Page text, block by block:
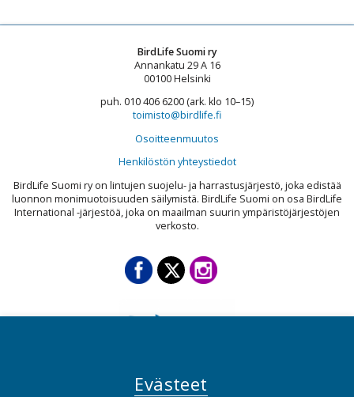
BirdLife Suomi ry
Annankatu 29 A 16
00100 Helsinki
puh. 010 406 6200 (ark. klo 10–15)
toimisto@birdlife.fi
Osoitteenmuutos
Henkilöstön yhteystiedot
BirdLife Suomi ry on lintujen suojelu- ja harrastusjärjestö, joka edistää
luonnon monimuotoisuuden säilymistä. BirdLife Suomi on osa BirdLife
International -järjestöä, joka on maailman suurin ympäristöjärjestöjen
verkosto.
Evästeet